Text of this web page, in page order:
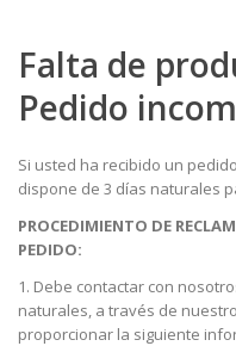
Falta de
Pedido
Si usted ha recibido un
dispone de 3 días naturales
PROCEDIMIENTO DE
PEDIDO:
1. Debe contactar con
naturales, a través de
proporcionar la siguiente